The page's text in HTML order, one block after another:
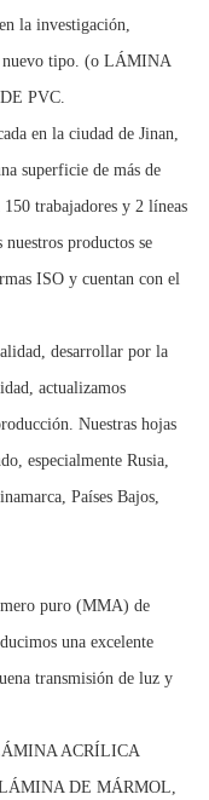
la investigación,
nuevo tipo. (o LÁMINA
PVC.
en la ciudad de Jinan,
superficie de más de
trabajadores y 2 líneas
productos se
ISO y cuentan con el
desarrollar por la
actualizamos
Nuestras hojas
especialmente Rusia,
Países Bajos,
puro (MMA) de
una excelente
transmisión de luz y
ACRÍLICA
DE MÁRMOL,